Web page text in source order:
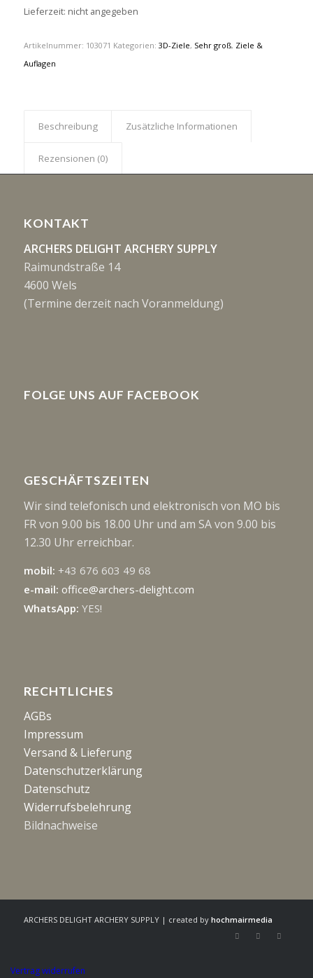
Lieferzeit: nicht angegeben
Artikelnummer: 103071 Kategorien: 3D-Ziele, Sehr groß, Ziele &
Auflagen
Beschreibung Zusätzliche Informationen
Rezensionen (0)
KONTAKT
ARCHERS DELIGHT ARCHERY SUPPLY
Raimundstraße 14
4600 Wels
(Termine derzeit nach Voranmeldung)
FOLGE UNS AUF FACEBOOK
GESCHÄFTSZEITEN
Wir sind telefonisch und elektronisch von MO bis
FR von 9.00 bis 18.00 Uhr und am SA von 9.00 bis
12.30 Uhr erreichbar.
mobil: +43 676 603 49 68
e-mail: office@archers-delight.com
WhatsApp: YES!
RECHTLICHES
AGBs
Impressum
Versand & Lieferung
Datenschutzerklärung
Datenschutz
Widerrufsbelehrung
Bildnachweise
ARCHERS DELIGHT ARCHERY SUPPLY | created by hochmairmedia
Vertrag widerrufen